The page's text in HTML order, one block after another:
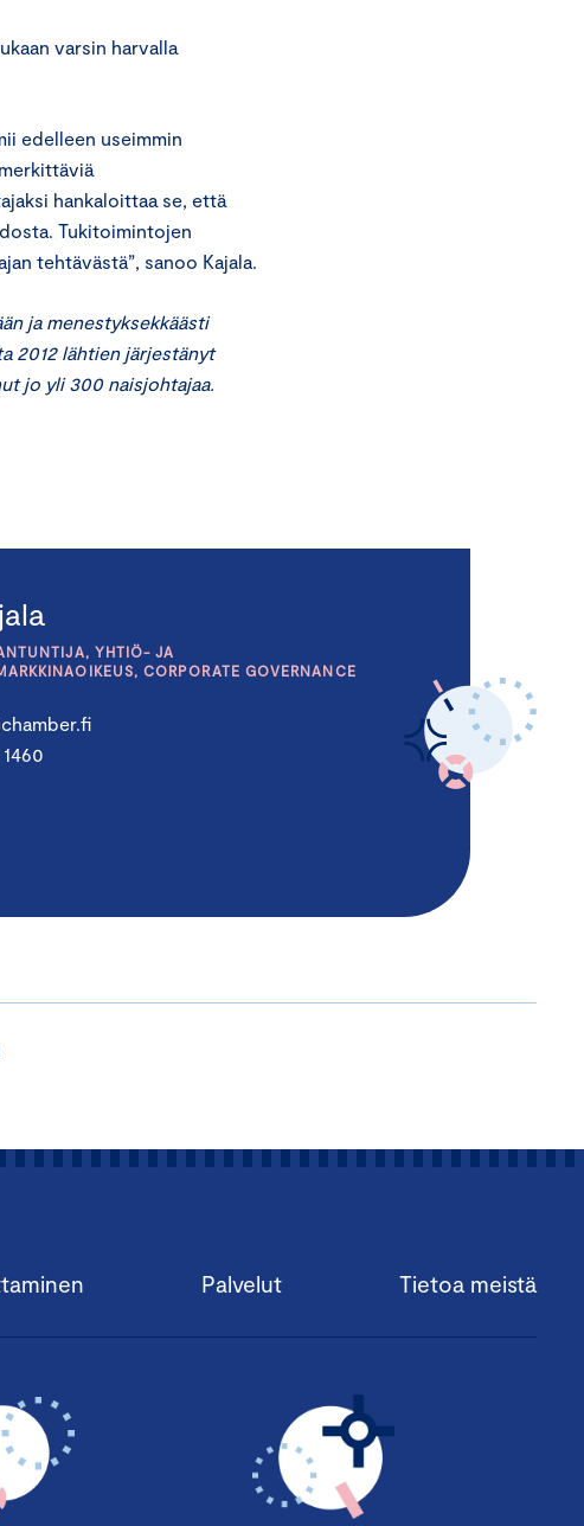
varsin harvalla
edelleen useimmin
hankaloittaa se, että
Tukitoimintojen
tehtävästä”, sanoo Kajala.
ja menestyksekkäästi
2012 lähtien järjestänyt
jo yli 300 naisjohtajaa.
YHTIÖ- JA
CORPORATE GOVERNANCE
Palvelut Tietoa meistä